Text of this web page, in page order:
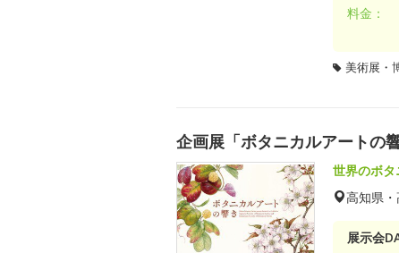
料金：
美術展・
企画展「ボタニカルアートの
世界のボ
高知県
展示会